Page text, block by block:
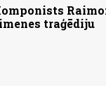
traģēdiju